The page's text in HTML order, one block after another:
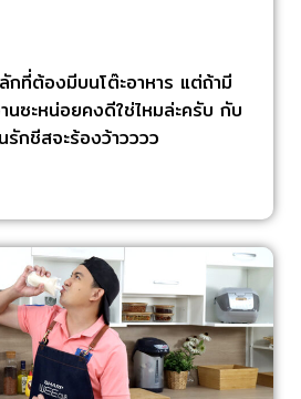
กที่ต้องมีบนโต๊ะอาหาร แต่ถ้ามี
ซะหน่อยคงดีใช่ไหมล่ะครับ กับ
กชีสจะร้องว้าวววว